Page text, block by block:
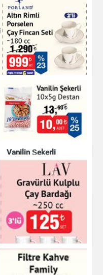
Altın Rimli Porselen
Çay Fincan Seti 180
cc
Çay & Kahve & Şeker
Porland Altın Rimli
Porselen Çay Fincan
Seti
Çay & Kahve & Şeker
Vanilin Şekerli
10x5g Destan
Çay & Kahve & Şeker